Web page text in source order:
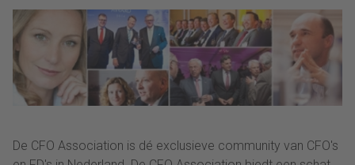
voor de wereld van
vandaag.”
veel betere besluiten
nemen.”
De CFO Association is dé exclusieve community van CFO's